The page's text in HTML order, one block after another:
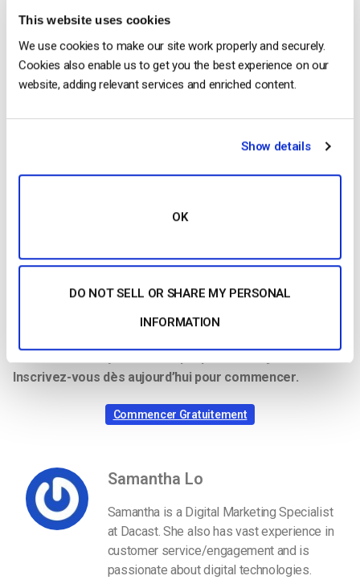
This website uses cookies
We use cookies to make our site work properly and securely.
Cookies also enable us to get you the best experience on our
website, adding relevant services and enriched content.
Show details
OK
DO NOT SELL OR SHARE MY PERSONAL
INFORMATION
fichiers seront téléchargés.
Inscrivez-vous dès aujourd’hui pour commencer.
Commencer Gratuitement
Samantha Lo
Samantha is a Digital Marketing Specialist
at Dacast. She also has vast experience in
customer service/engagement and is
passionate about digital technologies.